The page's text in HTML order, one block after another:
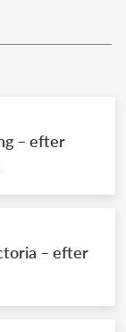
– efter
– efter